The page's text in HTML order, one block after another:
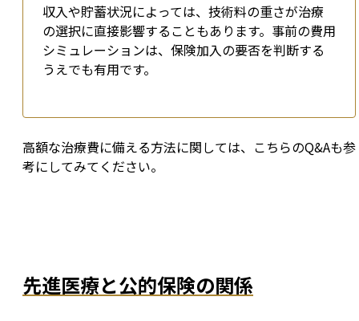
収入や貯蓄状況によっては、技術料の重さが治療
の選択に直接影響することもあります。事前の費用
シミュレーションは、保険加入の要否を判断する
うえでも有用です。
高額な治療費に備える方法に関しては、こちらのQ&Aも参
考にしてみてください。
先進医療と公的保険の関係